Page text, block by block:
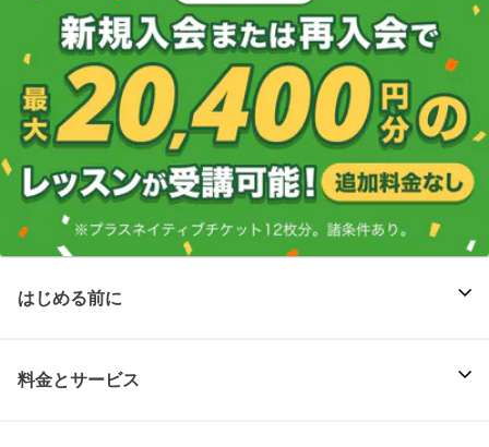
はじめる前に
料金とサービス